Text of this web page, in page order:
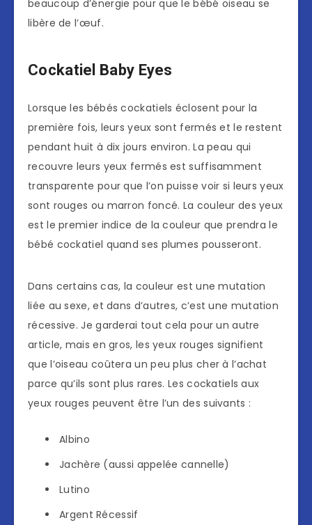
beaucoup d’énergie pour que le bébé oiseau se
libère de l’œuf.
Cockatiel Baby Eyes
Lorsque les bébés cockatiels éclosent pour la
première fois, leurs yeux sont fermés et le restent
pendant huit à dix jours environ. La peau qui
recouvre leurs yeux fermés est suffisamment
transparente pour que l’on puisse voir si leurs yeux
sont rouges ou marron foncé. La couleur des yeux
est le premier indice de la couleur que prendra le
bébé cockatiel quand ses plumes pousseront.
Dans certains cas, la couleur est une mutation
liée au sexe, et dans d’autres, c’est une mutation
récessive. Je garderai tout cela pour un autre
article, mais en gros, les yeux rouges signifient
que l’oiseau coûtera un peu plus cher à l’achat
parce qu’ils sont plus rares. Les cockatiels aux
yeux rouges peuvent être l’un des suivants :
Albino
Jachère (aussi appelée cannelle)
Lutino
Argent Récessif